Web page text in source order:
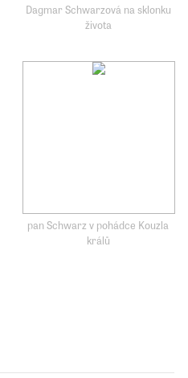
Dagmar Schwarzová na sklonku
života
pan Schwarz v pohádce Kouzla
králů